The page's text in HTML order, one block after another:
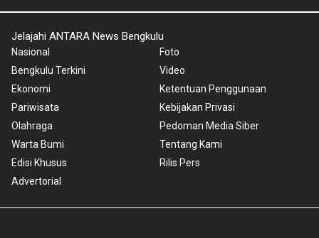
Jelajahi ANTARA News Bengkulu
Nasional
Bengkulu Terkini
Ekonomi
Pariwisata
Olahraga
Warta Bumi
Edisi Khusus
Advertorial
Foto
Video
Ketentuan Penggunaan
Kebijakan Privasi
Pedoman Media Siber
Tentang Kami
Rilis Pers